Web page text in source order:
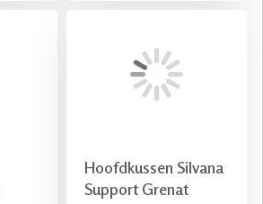
Hoofdkussen Silvana
Support Grenat